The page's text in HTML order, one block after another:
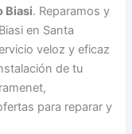
Biasi. Reparamos y
en Santa
veloz y eficaz
de tu
para reparar y